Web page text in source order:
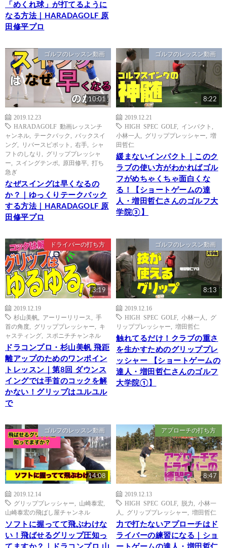
「めくれ球」が打てるように
なる方法｜HARADAGOLF 原
田修平プロ
ゴルフのレッスン動画
10:01
2019.12.23
HARADAGOLF 動画レッスンチ
ャンネル
テークバック
バックスイ
ング
リバースピボット 右手
シャ
フトのしなり
グリッププレッシャ
ー
スイングテンポ 原田修平
打ち
急ぎ
なぜスイングは早くなるの
か？｜ゆっくりテークバック
する方法｜HARADAGOLF 原
田修平プロ
ゴルフのレッスン動画
8:22
2019.12.21
HIGH SPEC GOLF, インパクト
小林一人
グリッププレッシャー
増
田哲仁
緩まないインパクト｜このク
ラブの使い方がわかればゴル
フがめちゃくちゃ面白くな
る！【ショートゲームの達
人・増田哲仁さんのゴルフ大
学院③】
ドライバーの打ち方
3:19
2019.12.19
杉山美帆
アーリーリリース
手
首の角度
グリッププレッシャー
キ
ャスティング
スポニチチャンネル
ドラコンプロ・杉山美帆 飛距
離アップのためのワンポイン
トレッスン｜第8回 ダウンス
イングでは手首のコックを解
かない！グリップはユルユル
で
ゴルフのレッスン動画
8:13
2019.12.16
HIGH SPEC GOLF, 小林一人
グ
リッププレッシャー
増田哲仁
触れてるだけ！クラブの重さ
を生かすためのグリッププレ
ッシャー 【ショートゲームの
達人・増田哲仁さんのゴルフ
大学院①】
ゴルフのレッスン動画
14:08
2019.12.14
グリッププレッシャー
山崎泰宏
山崎泰宏の飛ばし屋チャンネル
ソフトに握ってて飛ぶわけな
い！飛ばせるグリップ圧知っ
てますか？｜ドラコンプロ 山
アプローチの打ち方
8:47
2019.12.13
HIGH SPEC GOLF, 脱力
小林一
人
グリッププレッシャー 増田哲仁
力で打たないアプローチはド
ライバーの練習になる｜ショ
ートゲームの達人・増田哲仁